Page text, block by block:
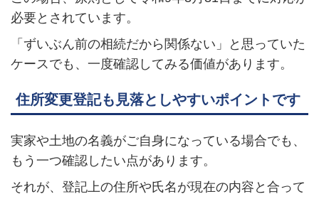
必要とされています。
「ずいぶん前の相続だから関係ない」と思っていた
ケースでも、一度確認してみる価値があります。
住所変更登記も見落としやすいポイントです
実家や土地の名義がご自身になっている場合でも、
もう一つ確認したい点があります。
それが、登記上の住所や氏名が現在の内容と合って